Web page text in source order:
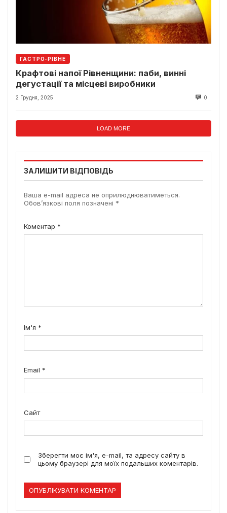
ГАСТРО-РІВНЕ
Крафтові напої Рівненщини: паби, винні
дегустації та місцеві виробники
2 Грудня, 2025 0
LOAD MORE
ЗАЛИШИТИ ВІДПОВІДЬ
Ваша e-mail адреса не оприлюднюватиметься.
Обов’язкові поля позначені *
Коментар *
Ім'я *
Email *
Сайт
Зберегти моє ім'я, e-mail, та адресу сайту в
цьому браузері для моїх подальших коментарів.